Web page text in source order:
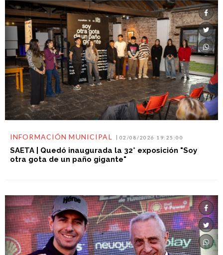
INFORMACIÓN MUNICIPAL 02/08/2026 19:25:00
SAETA | Quedó inaugurada la 32° exposición "Soy
otra gota de un paño gigante"